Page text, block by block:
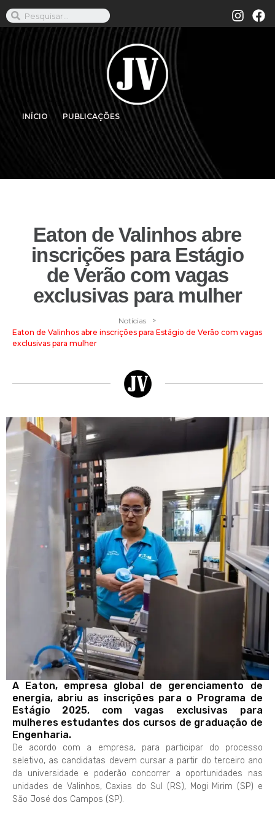
INÍCIO PUBLICAÇÕES
Eaton de Valinhos abre
inscrições para Estágio
de Verão com vagas
exclusivas para mulher
Notícias >
Eaton de Valinhos abre inscrições para Estágio de Verão com vagas
exclusivas para mulher
A Eaton, empresa global de gerenciamento de
energia, abriu as inscrições para o Programa de
Estágio 2025, com vagas exclusivas para
mulheres estudantes dos cursos de graduação de
Engenharia.
De acordo com a empresa, para participar do processo
seletivo, as candidatas devem cursar a partir do terceiro ano
da universidade e poderão concorrer a oportunidades nas
unidades de Valinhos, Caxias do Sul (RS), Mogi Mirim (SP) e
São José dos Campos (SP).